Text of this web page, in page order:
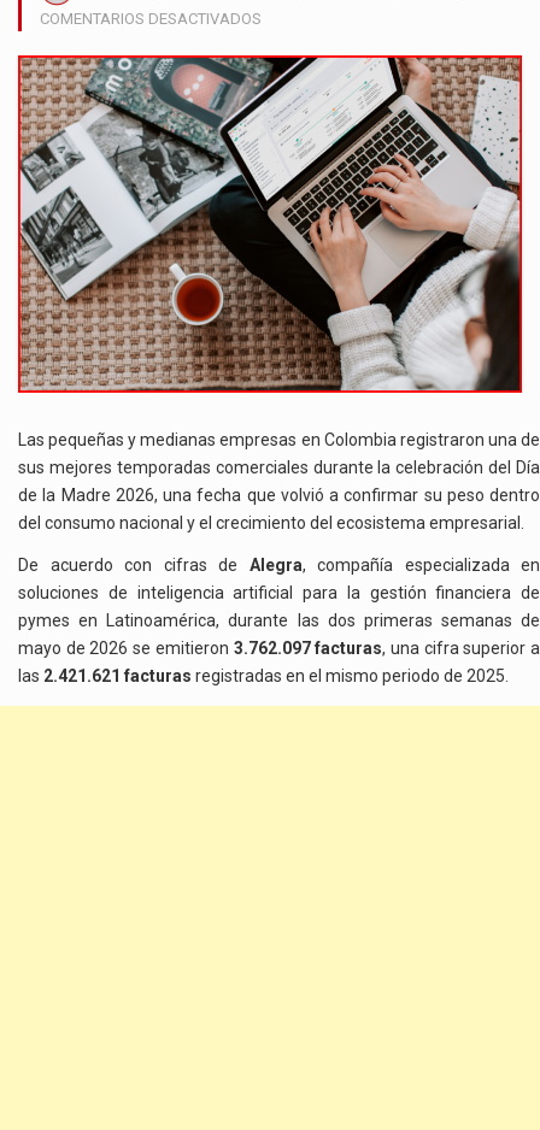
COMENTARIOS DESACTIVADOS
COLOMBIANAS
ALCANZAN
RÉCORD
FACTURACIÓN
DURANTE
EL
LA
MADRE
2026
Las pequeñas y medianas empresas en Colombia registraron una de
sus mejores temporadas comerciales durante la celebración del Día
de la Madre 2026, una fecha que volvió a confirmar su peso dentro
del consumo nacional y el crecimiento del ecosistema empresarial.
De acuerdo con cifras de Alegra, compañía especializada en
soluciones de inteligencia artificial para la gestión financiera de
pymes en Latinoamérica, durante las dos primeras semanas de
mayo de 2026 se emitieron 3.762.097 facturas, una cifra superior a
las 2.421.621 facturas registradas en el mismo periodo de 2025.